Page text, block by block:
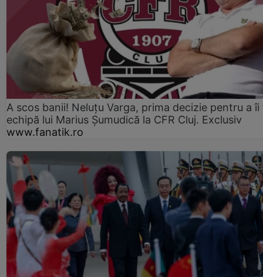
A scos banii! Neluțu Varga, prima decizie pentru a îi
echipă lui Marius Șumudică la CFR Cluj. Exclusiv
www.fanatik.ro